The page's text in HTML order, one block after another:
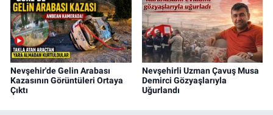
Nevşehir'de Gelin Arabası
Kazasının Görüntüleri Ortaya
Çıktı
Nevşehirli Uzman Çavuş Musa
Demirci Gözyaşlarıyla
Uğurlandı